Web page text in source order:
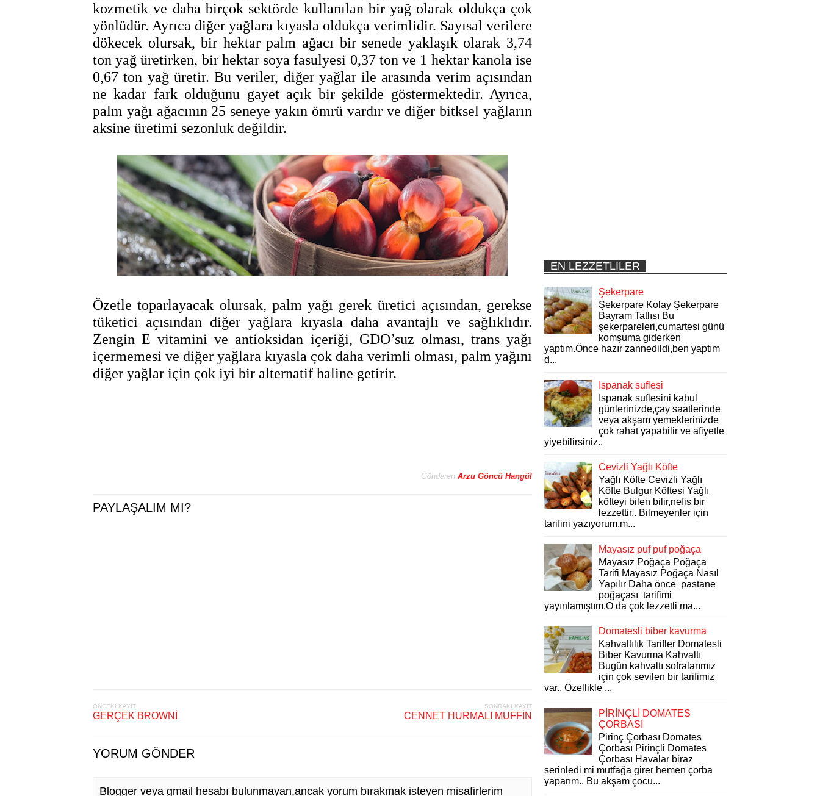
kozmetik ve daha birçok sektörde kullanılan bir yağ olarak oldukça çok
yönlüdür. Ayrıca diğer yağlara kıyasla oldukça verimlidir. Sayısal verilere
dökecek olursak, bir hektar palm ağacı bir senede yaklaşık olarak 3,74
ton yağ üretirken, bir hektar soya fasulyesi 0,37 ton ve 1 hektar kanola ise
0,67 ton yağ üretir. Bu veriler, diğer yağlar ile arasında verim açısından
ne kadar fark olduğunu gayet açık bir şekilde göstermektedir. Ayrıca,
palm yağı ağacının 25 seneye yakın ömrü vardır ve diğer bitksel yağların
aksine üretimi sezonluk değildir.
Özetle toparlayacak olursak, palm yağı gerek üretici açısından, gerekse
tüketici açısından diğer yağlara kıyasla daha avantajlı ve sağlıklıdır.
Zengin E vitamini ve antioksidan içeriği, GDO’suz olması, trans yağı
içermemesi ve diğer yağlara kıyasla çok daha verimli olması, palm yağını
diğer yağlar için çok iyi bir alternatif haline getirir.
Gönderen Arzu Göncü Hangül
PAYLAŞALIM MI?
ÖNCEKI KAYIT
GERÇEK BROWNİ
SONRAKI KAYIT
CENNET HURMALI MUFFİN
YORUM GÖNDER
Blogger veya gmail hesabı bulunmayan,ancak yorum bırakmak isteyen misafirlerim
EN LEZZETLILER
Şekerpare
Şekerpare Kolay Şekerpare
Bayram Tatlısı Bu
şekerpareleri,cumartesi günü
komşuma giderken
yaptım.Önce hazır zannedildi,ben yaptım
d...
Ispanak suflesi
Ispanak suflesini kabul
günlerinizde,çay saatlerinde
veya akşam yemeklerinizde
çok rahat yapabilir ve afiyetle
yiyebilirsiniz..
Cevizli Yağlı Köfte
Yağlı Köfte Cevizli Yağlı
Köfte Bulgur Köftesi Yağlı
köfteyi bilen bilir,nefis bir
lezzettir.. Bilmeyenler için
tarifini yazıyorum,m...
Mayasız puf puf poğaça
Mayasız Poğaça Poğaça
Tarifi Mayasız Poğaça Nasıl
Yapılır Daha önce pastane
poğaçası tarifimi
yayınlamıştım.O da çok lezzetli ma...
Domatesli biber kavurma
Kahvaltılık Tarifler Domatesli
Biber Kavurma Kahvaltı
Bugün kahvaltı sofralarımız
için çok sevilen bir tarifimiz
var.. Özellikle ...
PİRİNÇLİ DOMATES
ÇORBASI
Pirinç Çorbası Domates
Çorbası Pirinçli Domates
Çorbası Havalar biraz
serinledi mi mutfağa girer hemen çorba
yaparım.. Bu akşam çocu...